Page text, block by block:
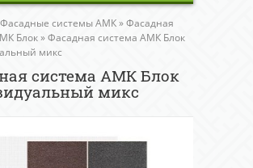
Фасадные системы АМК»Фасадная
Блок»Фасадная система АМК Блок
микс
система АМК Блок
микс